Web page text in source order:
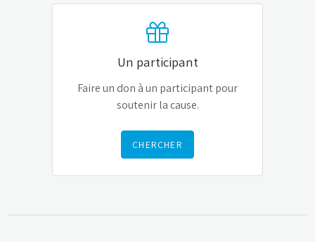
Un participant
Faire un don à un participant pour
soutenir la cause.
CHERCHER